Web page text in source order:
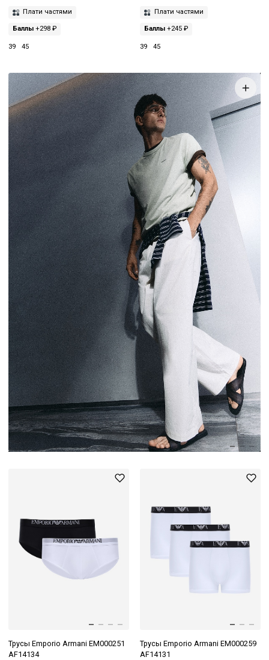
Плати частями
Баллы +298 ₽
39 45
Плати частями
Баллы+245 ₽
39 45
Трусы Emporio Armani EM000251
AF14134
Трусы Emporio Armani EM000259
AF14131